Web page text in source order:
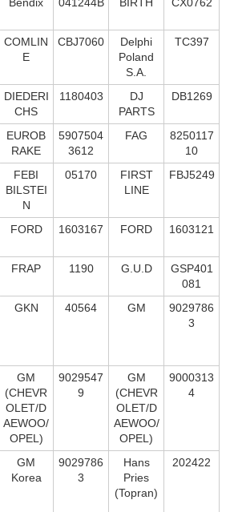
COMLIN
E
CBJ7060
Delphi
Poland
S.А.
TC397
DIEDERI
CHS
1180403
DJ
PARTS
DB1269
EUROB
RAKE
5907504
3612
FAG
8250117
10
FEBI
BILSTEI
N
05170
FIRST
LINE
FBJ5249
FORD 1603167 FORD 1603121
FRAP 1190 G.U.D
GSP401
081
GKN 40564 GM
9029786
3
GM
(CHEVR
OLET/D
AEWOO/
OPEL)
9029547
9
GM
(CHEVR
OLET/D
AEWOO/
OPEL)
9000313
4
GM
Korea
9029786
3
Hans
Pries
(Topran)
202422